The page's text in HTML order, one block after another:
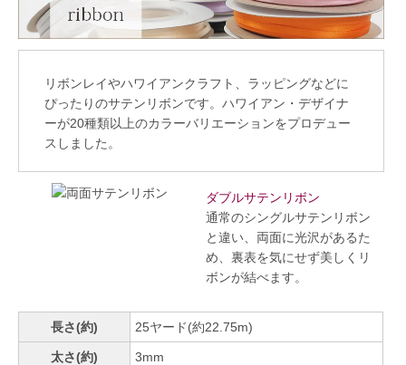
リボンレイやハワイアンクラフト、ラッピングなどに
ぴったりのサテンリボンです。ハワイアン・デザイナ
ーが20種類以上のカラーバリエーションをプロデュー
スしました。
ダブルサテンリボン
通常のシングルサテンリボン
と違い、両面に光沢があるた
め、裏表を気にせず美しくリ
ボンが結べます。
長さ(約) 25ヤード(約22.75m)
太さ(約) 3mm